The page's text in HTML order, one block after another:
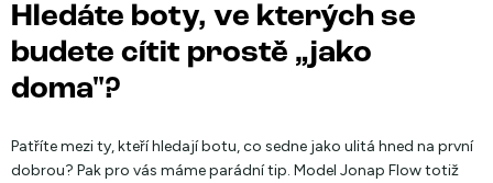
Hledáte boty, ve kterých se
budete cítit prostě „jako
doma"?
Patříte mezi ty, kteří hledají botu, co sedne jako ulitá hned na první
dobrou? Pak pro vás máme parádní tip. Model Jonap Flow totiž